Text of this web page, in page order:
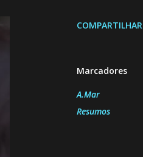
COMPARTILHAR
Marcadores
A.Mar
Resumos